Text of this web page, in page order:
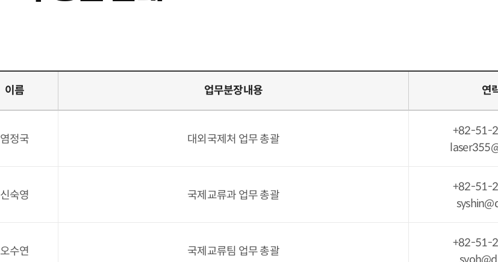
이름 업무분장내용 연
염정국 대외국제처 업무 총괄
+82-51-
신숙영 국제교류과 업무 총괄
+82-51-
오수연 국제교류팀 업무 총괄
+82-51-